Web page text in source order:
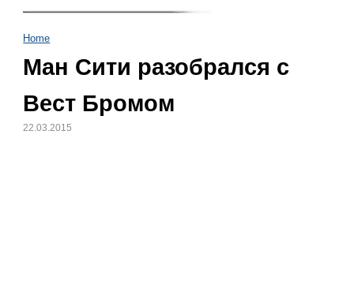
Home
Ман Сити разобрался с
Вест Бромом
22.03.2015